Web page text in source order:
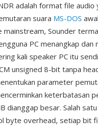
adalah format file
suara MS-DOS
mainstream, Sounder
PC menangkap
kali speaker PC itu
unsigned 8-bit tanpa
parameter
keterbatasan
dianggap besar. Salah
byte overhead, setiap bit